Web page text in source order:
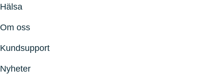
Hälsa
Om oss
Kundsupport
Nyheter